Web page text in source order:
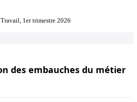
1er trimestre 2026
des embauches du métier